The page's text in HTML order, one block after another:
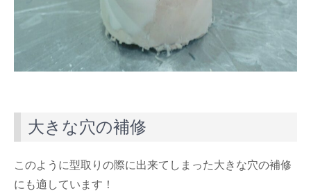
大きな穴の補修
このように型取りの際に出来てしまった大きな穴の補修
にも適しています！